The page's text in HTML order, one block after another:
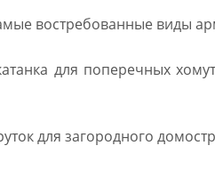
востребованные виды
для поперечных
для загородного